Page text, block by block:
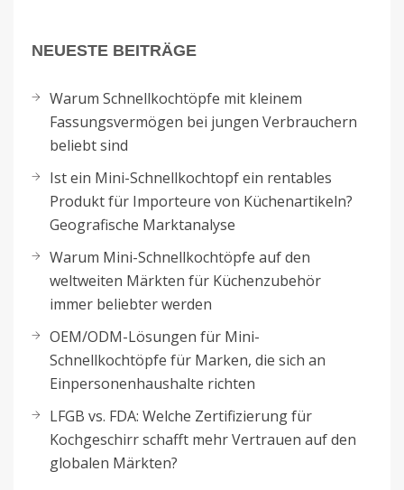
NEUESTE BEITRÄGE
Warum Schnellkochtöpfe mit kleinem
Fassungsvermögen bei jungen Verbrauchern
beliebt sind
Ist ein Mini-Schnellkochtopf ein rentables
Produkt für Importeure von Küchenartikeln?
Geografische Marktanalyse
Warum Mini-Schnellkochtöpfe auf den
weltweiten Märkten für Küchenzubehör
immer beliebter werden
OEM/ODM-Lösungen für Mini-
Schnellkochtöpfe für Marken, die sich an
Einpersonenhaushalte richten
LFGB vs. FDA: Welche Zertifizierung für
Kochgeschirr schafft mehr Vertrauen auf den
globalen Märkten?